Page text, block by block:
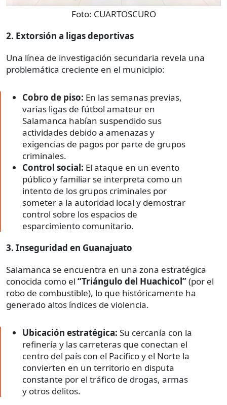
Foto: CUARTOSCURO
2. Extorsión a ligas deportivas
Una línea de investigación secundaria revela una
problemática creciente en el municipio:
Cobro de piso: En las semanas previas,
varias ligas de fútbol amateur en
Salamanca habían suspendido sus
actividades debido a amenazas y
exigencias de pagos por parte de grupos
criminales.
Control social: El ataque en un evento
público y familiar se interpreta como un
intento de los grupos criminales por
someter a la autoridad local y demostrar
control sobre los espacios de
esparcimiento comunitario.
3. Inseguridad en Guanajuato
Salamanca se encuentra en una zona estratégica
conocida como el “Triángulo del Huachicol”(por el
robo de combustible), lo que históricamente ha
generado altos índices de violencia.
Ubicación estratégica: Su cercanía con la
refinería y las carreteras que conectan el
centro del país con el Pacífico y el Norte la
convierten en un territorio en disputa
constante por el tráfico de drogas, armas
y otros delitos.